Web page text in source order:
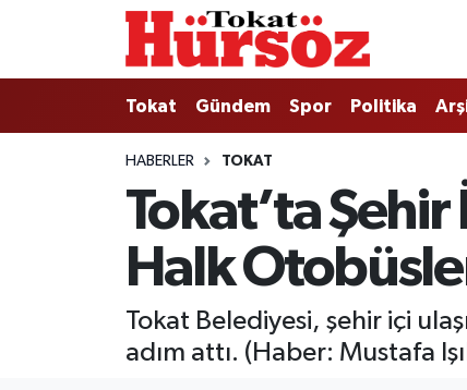
Tokat Gündem Spor Politika
HABERLER TOKAT
Tokat’ta
Halk
Tokat Belediyesi, şehir içi
adım attı. (Haber: Mustafa
Tokat
Türkiye Gündemi
Gündem
Politika
Nöbetçi Eczaneler
Hava Durumu
Tokat Namaz Vakitleri
Trafik Durumu
Tüm Manşetler